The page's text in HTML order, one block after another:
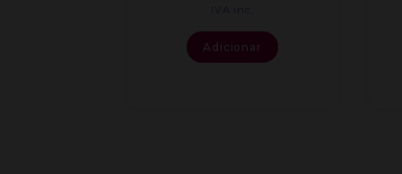
Adicionar